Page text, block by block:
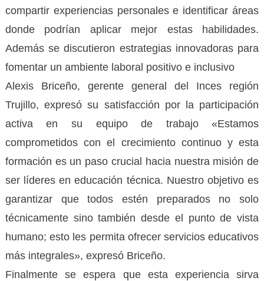
compartir experiencias personales e identificar áreas
donde podrían aplicar mejor estas habilidades.
Además se discutieron estrategias innovadoras para
fomentar un ambiente laboral positivo e inclusivo
Alexis Briceño, gerente general del Inces región
Trujillo, expresó su satisfacción por la participación
activa en su equipo de trabajo «Estamos
comprometidos con el crecimiento continuo y esta
formación es un paso crucial hacia nuestra misión de
ser líderes en educación técnica. Nuestro objetivo es
garantizar que todos estén preparados no solo
técnicamente sino también desde el punto de vista
humano; esto les permita ofrecer servicios educativos
más integrales», expresó Briceño.
Finalmente se espera que esta experiencia sirva